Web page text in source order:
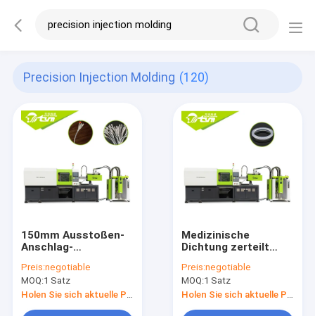
Precision Injection Molding (120)
150mm Ausstoßen-
Anschlag-
Spritzen-Maschine
TYM - Modell L5058
Preis:negotiable
MOQ:1 Satz
Medizinische
Dichtung zerteilt
Silikonkautschuk-
Spritzen-multi Farbe
Preis:negotiable
MOQ:1 Satz